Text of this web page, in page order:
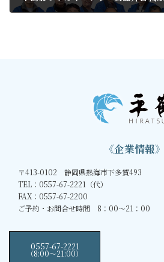
《企業情報》
〒413-0102 静岡県熱海市下多賀493
TEL：0557-67-2221（代）
FAX：0557-67-2200
ご予約・お問合せ時間 8：00～21：00
0557-67-2221
（8:00〜21:00）